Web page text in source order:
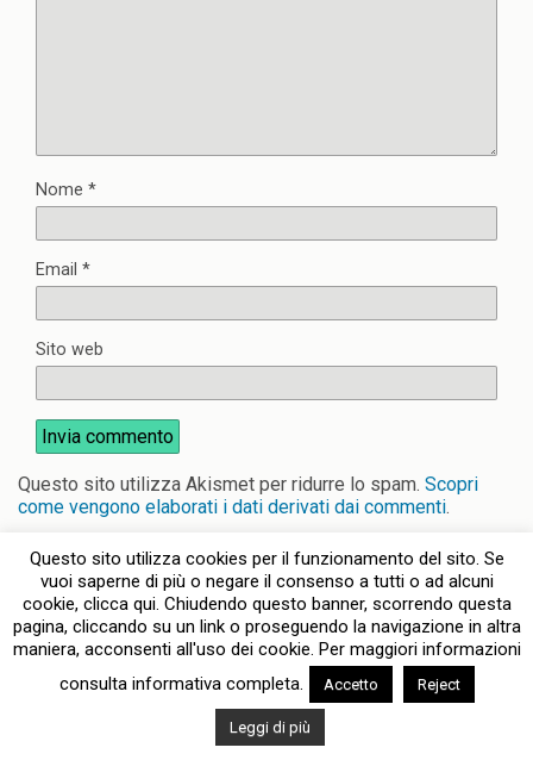
Nome *
Email *
Sito web
Questo sito utilizza Akismet per ridurre lo spam. Scopri
come vengono elaborati i dati derivati dai commenti.
Torna su
Dispositivo Portatile Pc Desktop
Questo sito utilizza cookies per il funzionamento del sito. Se
vuoi saperne di più o negare il consenso a tutti o ad alcuni
cookie, clicca qui. Chiudendo questo banner, scorrendo questa
pagina, cliccando su un link o proseguendo la navigazione in altra
maniera, acconsenti all'uso dei cookie. Per maggiori informazioni
consulta informativa completa.
Accetto Reject
Leggi di più